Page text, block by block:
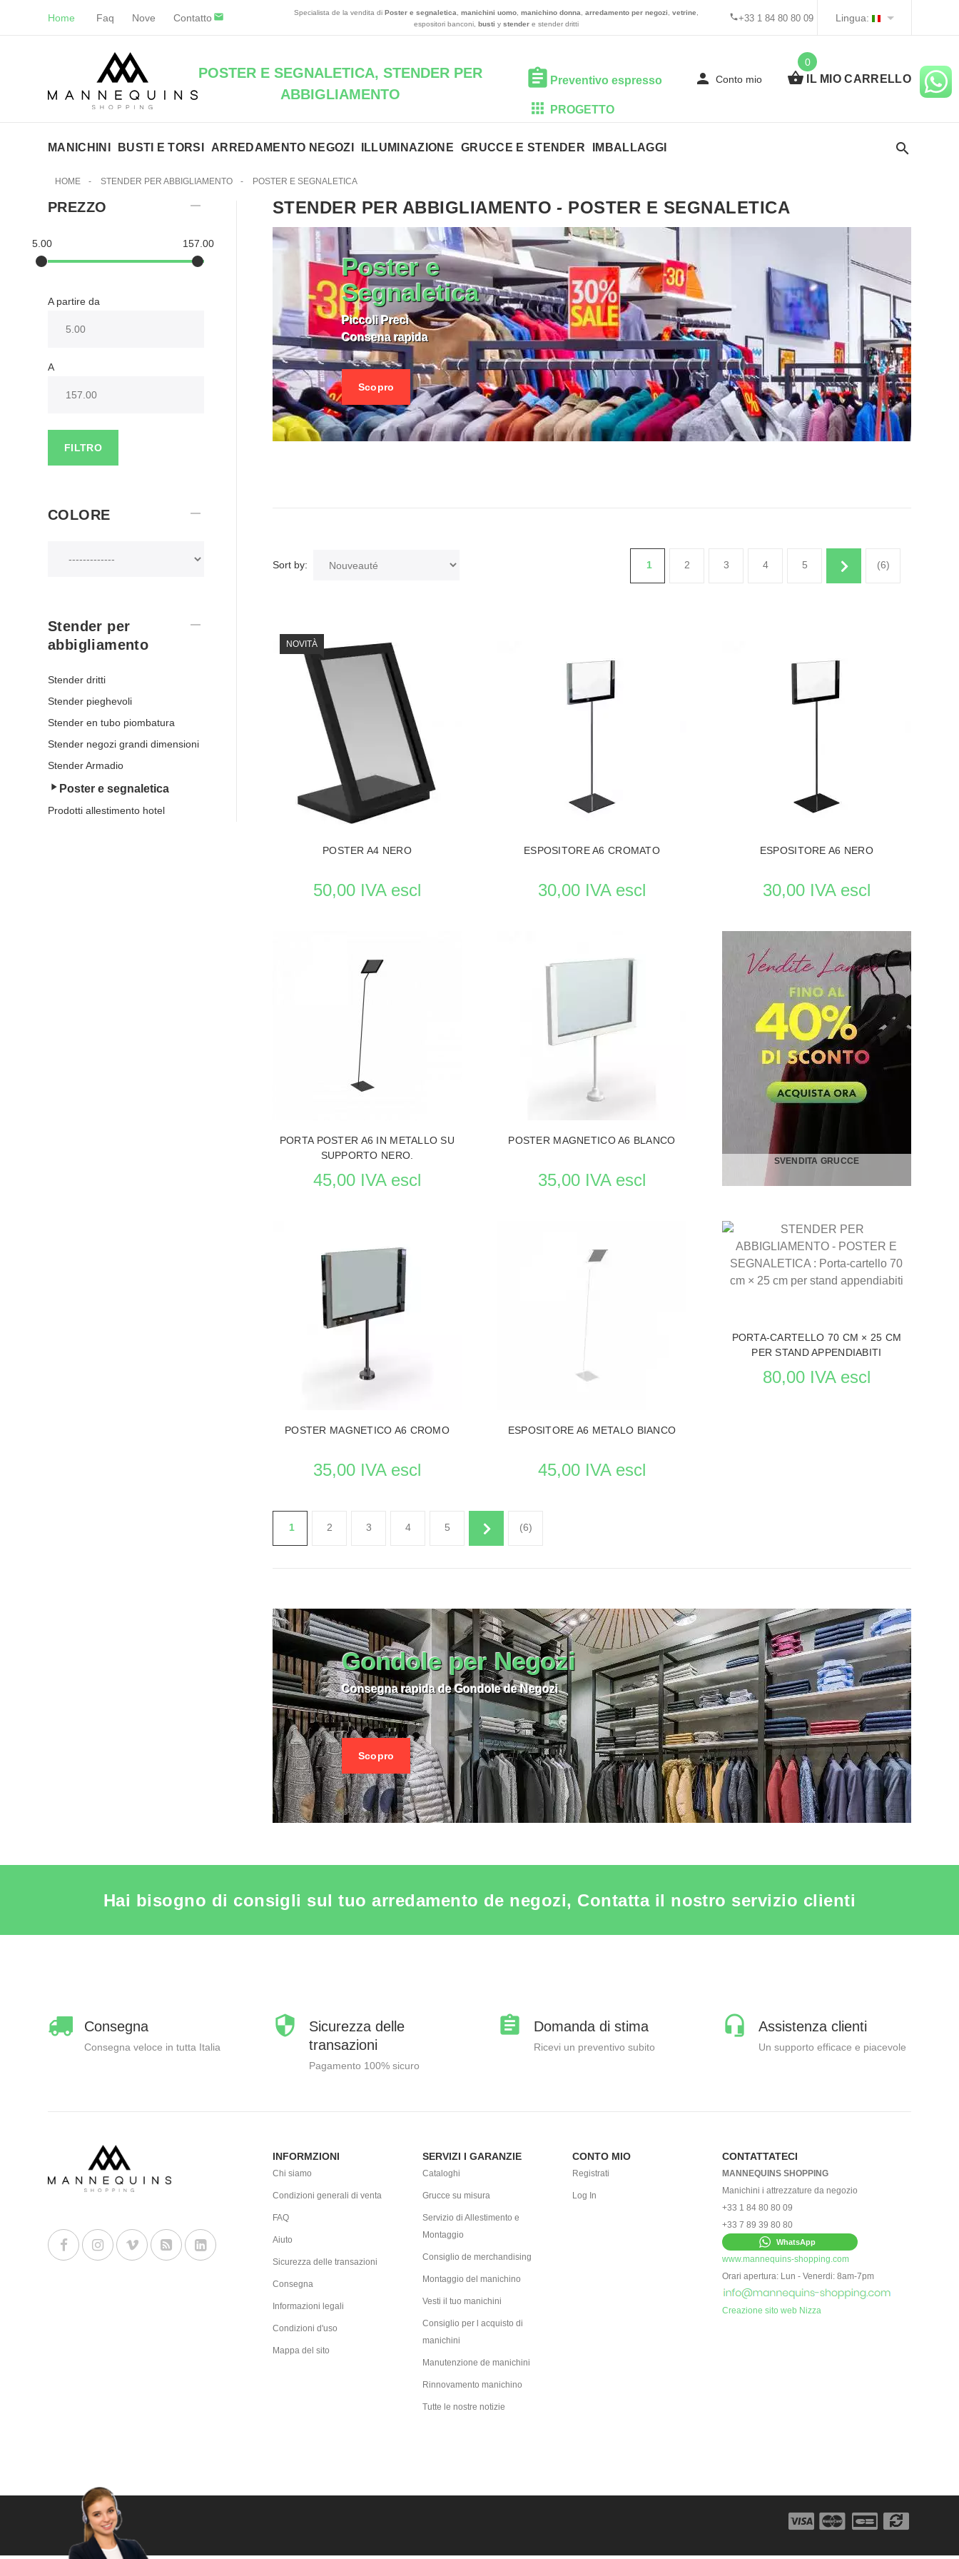
Home Faq Nove Contatto +33 1 84 80 80 09
Specialista de la vendita di Poster e segnaletica manichini uomo, manichino donna arredamento per negozi vetrine
espositori banconi, busti y stendere stender dritti
Lingua:
POSTER E SEGNALETICA, STENDER PER
ABBIGLIAMENTO
Preventivo espresso
PROGETTO
Conto mio
0
IL MIO CARRELLO
MANICHINI BUSTI E TORSI ARREDAMENTO NEGOZI ILLUMINAZIONE GRUCCE E STENDER IMBALLAGGI
HOME - STENDER PER ABBIGLIAMENTO - POSTER E SEGNALETICA
PREZZO
5.00 157.00
A partire da
A
FILTRO
COLORE
Stender per
abbigliamento
Stender dritti
Stender pieghevoli
Stender en tubo piombatura
Stender negozi grandi dimensioni
Stender Armadio
Poster e segnaletica
Prodotti allestimento hotel
STENDER PER ABBIGLIAMENTO- POSTER E SEGNALETICA
Poster e
Segnaletica
Piccoli Preci
Consena rapida
Scopro
Sort by: 1 2 3 4 5 (6)
NOVITÀ
POSTER A4 NERO
50,00 IVA escl
VEDERE LE PRODUCTO STENDER PER ABBIGLIAMENTO
ESPOSITORE A6 CROMATO
30,00 IVA escl
VEDERE LE PRODUCTO STENDER PER ABBIGLIAMENTO
ESPOSITORE A6 NERO
30,00 IVA escl
VEDERE LE PRODUCTO STENDER PER ABBIGLIAMENTO
PORTA POSTER A6 IN METALLO SU
SUPPORTO NERO.
45,00 IVA escl
POSTER MAGNETICO A6 BLANCO
35,00 IVA escl
VEDERE LE PRODUCTO STENDER PER ABBIGLIAMENTO
SVENDITA GRUCCE
POSTER MAGNETICO A6 CROMO
35,00 IVA escl
VEDERE LE PRODUCTO STENDER PER ABBIGLIAMENTO
ESPOSITORE A6 METALO BIANCO
45,00 IVA escl
VEDERE LE PRODUCTO STENDER PER ABBIGLIAMENTO
PORTA-CARTELLO 70 CM × 25 CM
PER STAND APPENDIABITI
80,00 IVA escl
1 2 3 4 5 (6)
Gondole per Negozi
Consegna rapida de Gondole de Negozi
Scopro
Hai bisogno di consigli sul tuo arredamento de negozi, Contatta il nostro servizio clienti
Consegna
Consegna veloce in tutta Italia
Sicurezza delle
transazioni
Pagamento 100% sicuro
Domanda di stima
Ricevi un preventivo subito
Assistenza clienti
Un supporto efficace e piacevole
INFORMZIONI
Chi siamo
Condizioni generali di venta
FAQ
Aiuto
Sicurezza delle transazioni
Consegna
Informazioni legali
Condizioni d'uso
Mappa del sito
SERVIZI I GARANZIE
Cataloghi
Grucce su misura
Servizio di Allestimento e
Montaggio
Consiglio de merchandising
Montaggio del manichino
Vesti il tuo manichini
Consiglio per l acquisto di
manichini
Manutenzione de manichini
Rinnovamento manichino
Tutte le nostre notizie
CONTO MIO
Registrati
Log In
CONTATTATECI
MANNEQUINS SHOPPING
Manichini i attrezzature da negozio
+33 1 84 80 80 09
+33 7 89 39 80 80
WhatsApp
www.mannequins-shopping.com
Orari apertura: Lun - Venerdi: 8am-7pm
Creazione sito web Nizza